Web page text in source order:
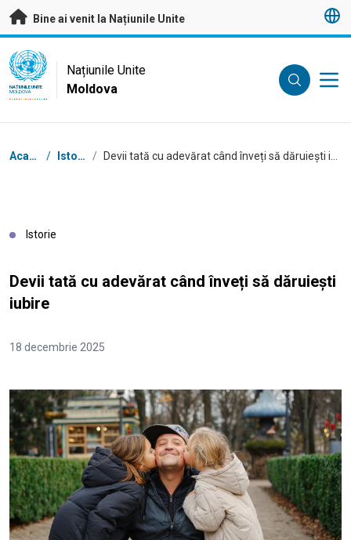
A trece la conținutul principal
Bine ai venit la Națiunile Unite
UN Logo
NAȚIUNILE UNITE
MOLDOVA
Națiunile Unite
Moldova
Breadcrumb
Acasă / Istorii /
Istorie
Devii tată cu adevărat când înveți să dăruiești
iubire
18 decembrie 2025